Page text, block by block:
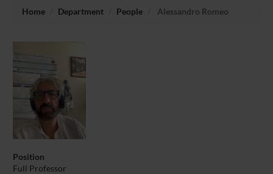
Home Department People Alessandro Romeo
Position
Full Professor